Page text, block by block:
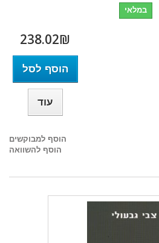
במלאי
238.02₪‎
הוסף לסל
עוד
הוסף למבוקשים
הוסף להשוואה